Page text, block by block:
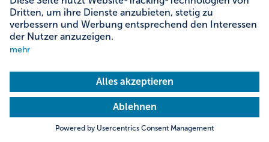
Lesezeit: 10 Minuten
Themen dieser Story